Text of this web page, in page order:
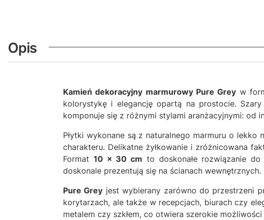
Opis
Kamień dekoracyjny marmurowy Pure Grey w
kolorystykę i elegancję opartą na prostocie.
komponuje się z różnymi stylami aranżacyjnymi: od
Płytki wykonane są z naturalnego marmuru o lekko
charakteru. Delikatne żyłkowanie i zróżnicowana
Format 10 × 30 cm to doskonałe rozwiązanie
doskonale prezentują się na ścianach wewnętrznych.
Pure Grey jest wybierany zarówno do przestrzeni
korytarzach, ale także w recepcjach, biurach czy
metalem czy szkłem, co otwiera szerokie możliwości